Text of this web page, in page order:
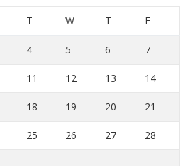
T W T F
4 5 6 7
11 12 13 14
18 19 20 21
25 26 27 28